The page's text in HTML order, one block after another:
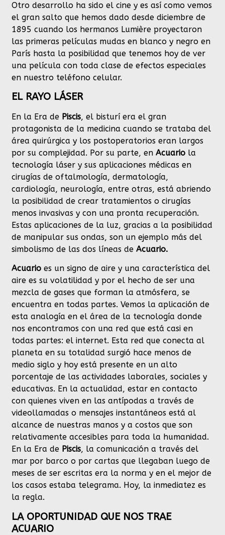
Otro desarrollo ha sido el cine y es así como vemos
el gran salto que hemos dado desde diciembre de
1895 cuando los hermanos Lumière proyectaron
las primeras películas mudas en blanco y negro en
París hasta la posibilidad que tenemos hoy de ver
una película con toda clase de efectos especiales
en nuestro teléfono celular.
EL RAYO LÁSER
En la Era de Piscis, el bisturí era el gran
protagonista de la medicina cuando se trataba del
área quirúrgica y los postoperatorios eran largos
por su complejidad. Por su parte, enAcuariola
tecnología láser y sus aplicaciones médicas en
cirugías de oftalmología, dermatología,
cardiología, neurología, entre otras, está abriendo
la posibilidad de crear tratamientos o cirugías
menos invasivas y con una pronta recuperación.
Estas aplicaciones de la luz, gracias a la posibilidad
de manipular sus ondas, son un ejemplo más del
simbolismo de las dos líneas deAcuario.
Acuarioes un signo de aire y una característica del
aire es su volatilidad y por el hecho de ser una
mezcla de gases que forman la atmósfera, se
encuentra en todas partes. Vemos la aplicación de
esta analogía en el área de la tecnología donde
nos encontramos con una red que está casi en
todas partes: el internet. Esta red que conecta al
planeta en su totalidad surgió hace menos de
medio siglo y hoy está presente en un alto
porcentaje de las actividades laborales, sociales y
educativas. En la actualidad, estar en contacto
con quienes viven en las antípodas a través de
videollamadas o mensajes instantáneos está al
alcance de nuestras manos y a costos que son
relativamente accesibles para toda la humanidad.
En la Era dePiscis, la comunicación a través del
mar por barco o por cartas que llegaban luego de
meses de ser escritas era la norma y en el mejor de
los casos estaba telegrama. Hoy, la inmediatez es
la regla.
LA OPORTUNIDAD QUE NOS TRAE
ACUARIO